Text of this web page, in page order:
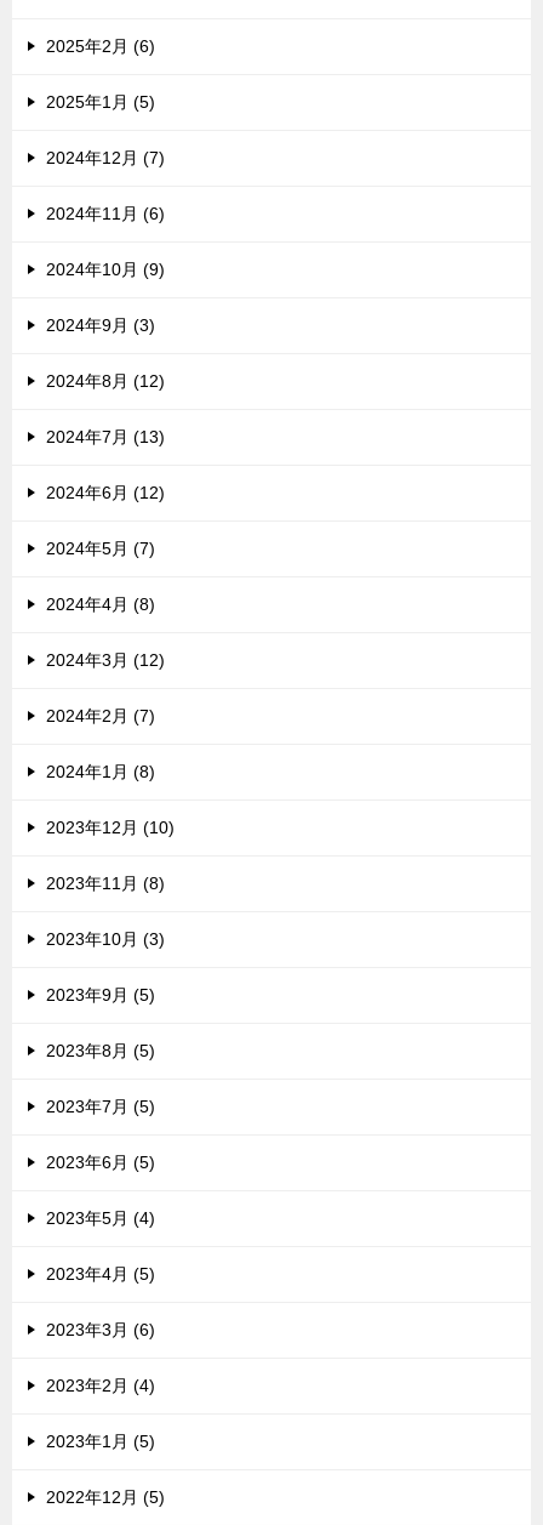
2025年2月 (6)
2025年1月 (5)
2024年12月 (7)
2024年11月 (6)
2024年10月 (9)
2024年9月 (3)
2024年8月 (12)
2024年7月 (13)
2024年6月 (12)
2024年5月 (7)
2024年4月 (8)
2024年3月 (12)
2024年2月 (7)
2024年1月 (8)
2023年12月 (10)
2023年11月 (8)
2023年10月 (3)
2023年9月 (5)
2023年8月 (5)
2023年7月 (5)
2023年6月 (5)
2023年5月 (4)
2023年4月 (5)
2023年3月 (6)
2023年2月 (4)
2023年1月 (5)
2022年12月 (5)